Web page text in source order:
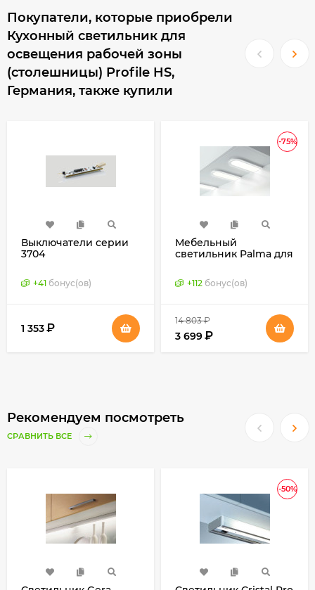
Покупатели, которые приобрели
Кухонный светильник для
освещения рабочей зоны
(столешницы) Profile HS,
Германия, также купили
Выключатели серии
3704
+41 бонус(ов)
1 353₽
-75%
Мебельный
светильник Palma для
(Wipo, Германия)
+112 бонус(ов)
14 803 ₽
3 699₽
Рекомендуем посмотреть
СРАВНИТЬ ВСЕ
-50%